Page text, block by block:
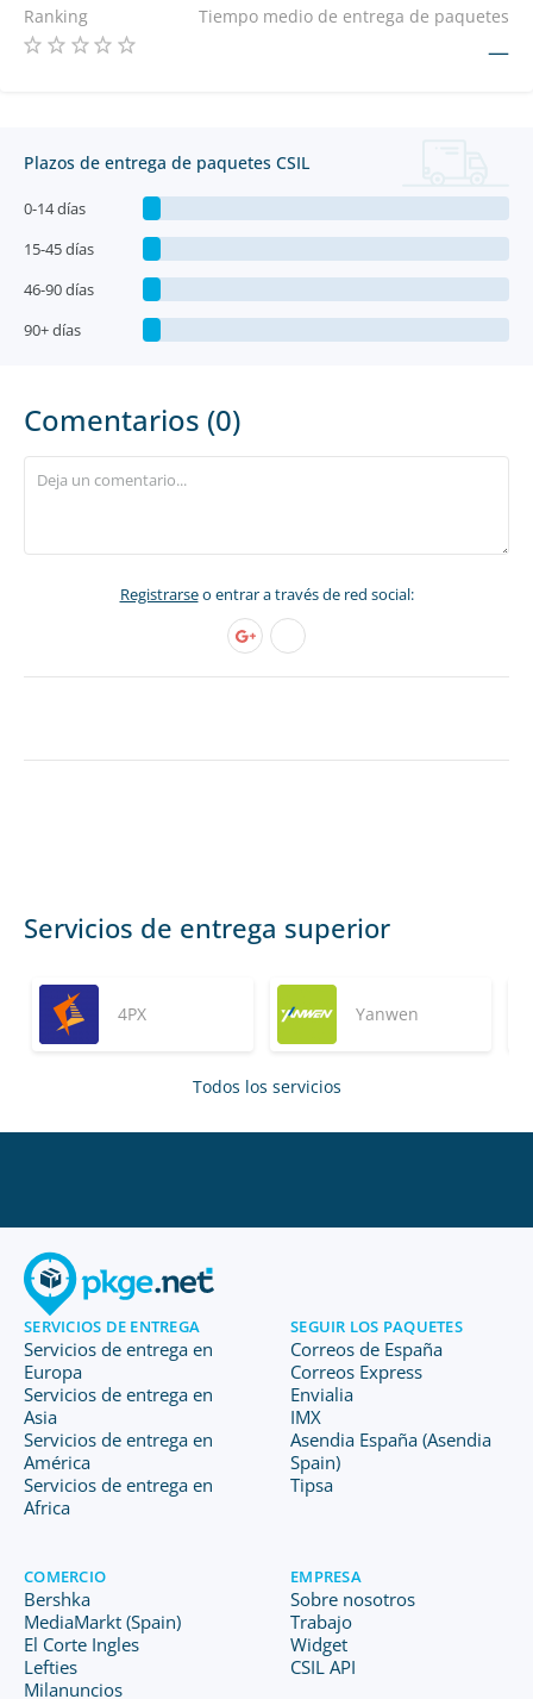
Ranking Tiempo medio de entrega de paquetes
—
Plazos de entrega de paquetes CSIL
0-14 días
15-45 días
46-90 días
90+ días
Comentarios (0)
Registrarseo entrar a través de red social:
Servicios de entrega superior
4PX Yanwen
Todos los servicios
SERVICIOS DE ENTREGA
Servicios de entrega en
Europa
Servicios de entrega en
Asia
Servicios de entrega en
América
Servicios de entrega en
Africa
SEGUIR LOS PAQUETES
Correos de España
Correos Express
Envialia
IMX
Asendia España (Asendia
Spain)
Tipsa
COMERCIO
Bershka
MediaMarkt (Spain)
El Corte Ingles
Lefties
Milanuncios
EMPRESA
Sobre nosotros
Trabajo
Widget
CSIL API